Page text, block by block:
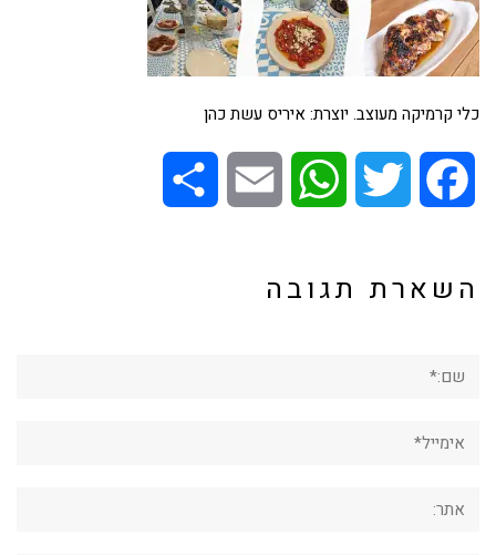
כלי קרמיקה מעוצב. יוצרת: איריס עשת כהן
Facebook
Twitter
WhatsApp
Email
השארת תגובה